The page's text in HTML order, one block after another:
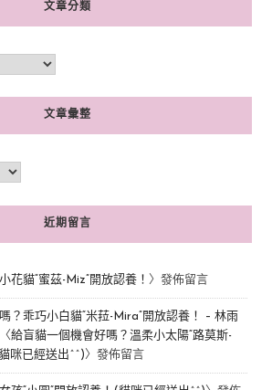
文章分類
文章彙整
近期留言
花貓“蜜茲-Miz”開放認養！ 〉發佈留言
？乖巧小白貓“米菈-Mira”開放認養！ – 林雨
給盲貓一個機會好嗎？溫柔小太陽“路莫斯-
咪已經送出^^)〉發佈留言